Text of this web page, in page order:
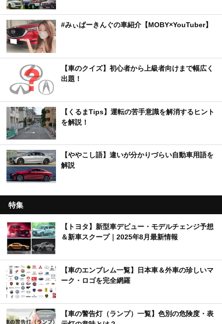
#みぃぱーきんぐの車紹介【MOBY×YouTuber】
【車のクイズ】初心者から上級者向けまで幅広く
出題！
【くるまTips】運転の苦手意識を解消するヒント
を解説！
【ややこし語】違いが分かりづらい自動車用語を
解説
特集
【トヨタ】新型車デビュー・モデルチェンジ予想
＆新車スクープ｜2025年8月最新情報
【車のエンブレム一覧】日本車＆外車の珍しいマ
ーク・ロゴを完全網羅
【車の警告灯（ランプ）一覧】色別の危険度・表